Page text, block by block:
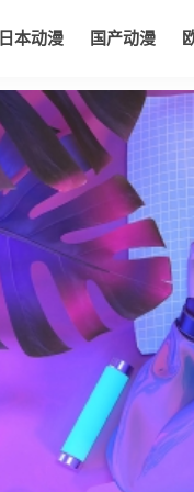
日本动漫 国产动漫
欧美动漫 动漫电影